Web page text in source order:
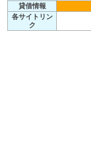
貸借情報
各サイトリン
ク